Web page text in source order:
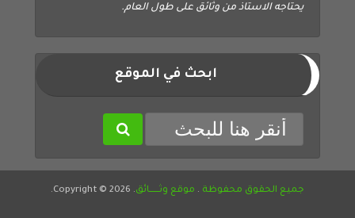
يحتاجه الاستاذ من وثائق على طول العام.
ابحث في الموقع
جميع الحقوق محفوظة . موقع وثــــــائق. Copyright © 2026.